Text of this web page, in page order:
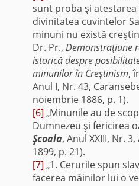
sunt proba şi
divinitatea cuvintelor
minuni nu există
Dr. Pr., Demonstraţiune
istorică despre
minunilor în Creştinism,
Anul I, Nr. 43,
noiembrie 1886, p. 1).
[6] „Minunile au de
Dumnezeu şi fericirea
Şcoala, Anul XXIII, Nr.
1899, p. 21).
[7] „1. Cerurile spun
facerea mâinilor lui o